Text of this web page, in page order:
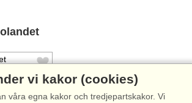
vi kakor (cookies)
våra egna kakor och tredjepartskakor. Vi